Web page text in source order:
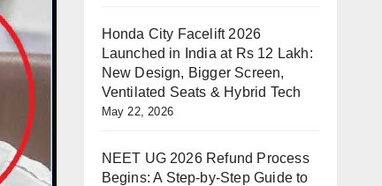
Honda City Facelift 2026
Launched in India at Rs 12 Lakh:
New Design, Bigger Screen,
Ventilated Seats & Hybrid Tech
May 22, 2026
NEET UG 2026 Refund Process
Begins: A Step-by-Step Guide to